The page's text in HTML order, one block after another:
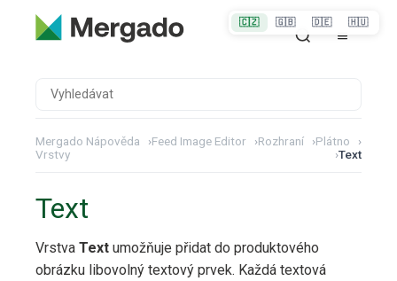
Mergado Nápověda ›Feed Image Editor ›Rozhraní ›Plátno
›
Vrstvy
›Text
Text
Vrstva Text umožňuje přidat do produktového
obrázku libovolný textový prvek. Každá textová
🇨🇿 🇬🇧 🇩🇪 🇭🇺